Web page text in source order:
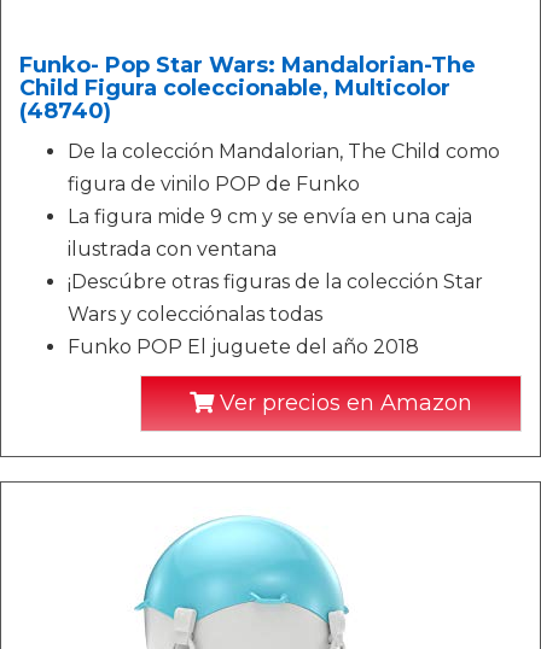
Funko- Pop Star Wars: Mandalorian-The
Child Figura coleccionable, Multicolor
(48740)
De la colección Mandalorian, The Child como
figura de vinilo POP de Funko
La figura mide 9 cm y se envía en una caja
ilustrada con ventana
¡Descúbre otras figuras de la colección Star
Wars y colecciónalas todas
Funko POP El juguete del año 2018
Ver precios en Amazon